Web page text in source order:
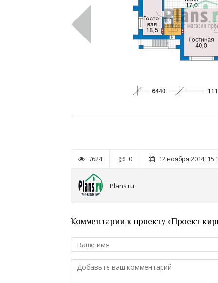
7624 0 12 ноября 2014,
Plans.ru
Комментарии к проекту «Проект